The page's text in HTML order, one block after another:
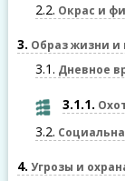
2.2 Окрас и
3 Образ жизни и
3.1 Дневное
3.1.1
3.2
4 Угрозы и